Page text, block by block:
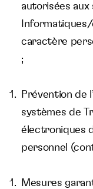
autorisées
caractère
;
Prévention de
systèmes de
électroniques
personnel
Mesures